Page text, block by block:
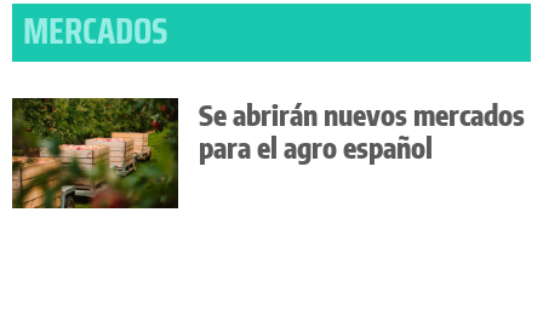
MERCADOS
Se abrirán nuevos mercados
para el agro español